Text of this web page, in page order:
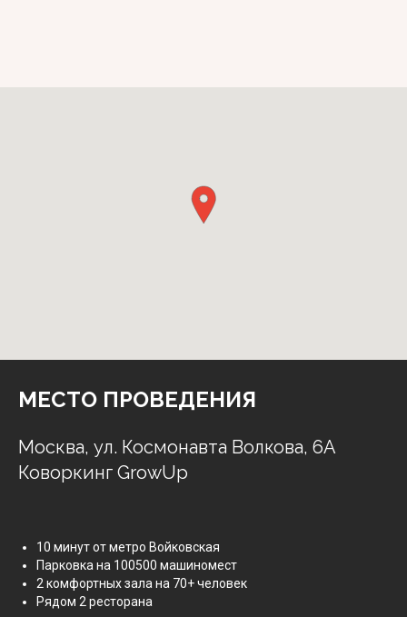
МЕСТО ПРОВЕДЕНИЯ
Москва, ул. Космонавта Волкова, 6А
Коворкинг GrowUp
10 минут от метро Войковская
Парковка на 100500 машиномест
2 комфортных зала на 70+ человек
Рядом 2 ресторана